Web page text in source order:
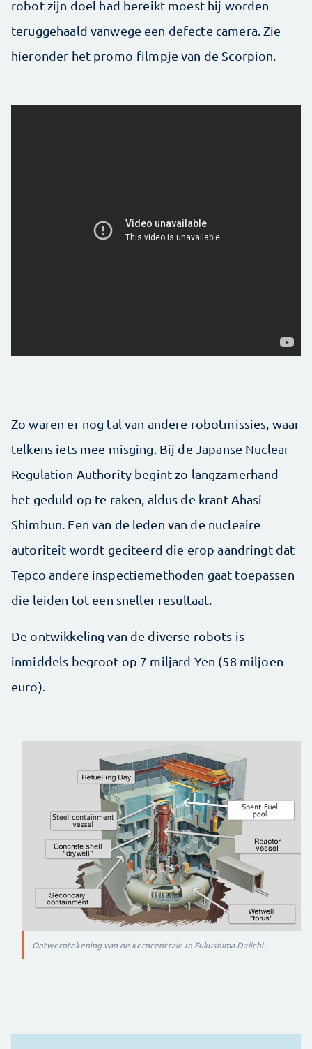
robot zijn doel had bereikt moest hij worden
teruggehaald vanwege een defecte camera. Zie
hieronder het promo-filmpje van de Scorpion.
Zo waren er nog tal van andere robotmissies, waar
telkens iets mee misging. Bij de Japanse Nuclear
Regulation Authority begint zo langzamerhand
het geduld op te raken, aldus de krant Ahasi
Shimbun. Een van de leden van de nucleaire
autoriteit wordt geciteerd die erop aandringt dat
Tepco andere inspectiemethoden gaat toepassen
die leiden tot een sneller resultaat.
De ontwikkeling van de diverse robots is
inmiddels begroot op 7 miljard Yen (58 miljoen
euro).
Ontwerptekening van de kerncentrale in Fukushima Daiichi.